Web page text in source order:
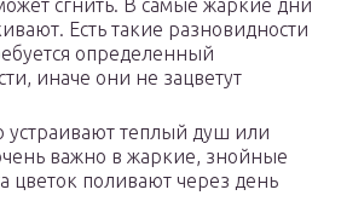
сгнить. В самые жаркие дни
Есть такие разновидности
определенный
иначе они не зацветут
устраивают теплый душ или
важно в жаркие, знойные
цветок поливают через день